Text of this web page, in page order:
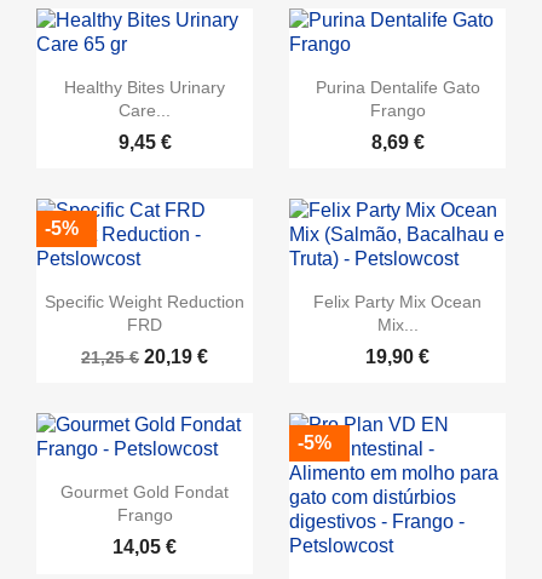
Healthy Bites Urinary
Care...
9,45 €
Purina Dentalife Gato
Frango
8,69 €
Specific Weight Reduction
FRD
21,25 € 20,19 €
-5%
Felix Party Mix Ocean
Mix...
19,90 €
Gourmet Gold Fondat
Frango
14,05 €
-5%